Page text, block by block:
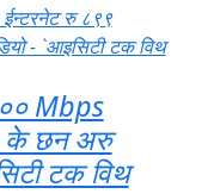
Mbps
के छन अरु
टक विथ